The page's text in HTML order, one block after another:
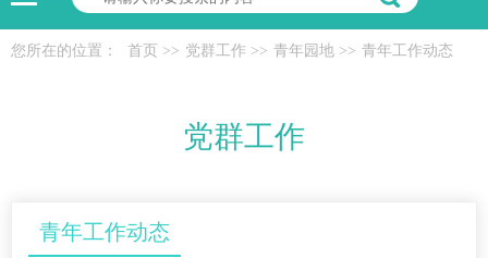
您所在的位置： 首页 >> 党群工作 >> 青年园地 >> 青年工作动态
党群工作
青年工作动态